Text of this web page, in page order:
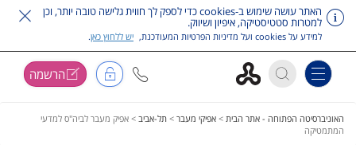
האתר עושה שימוש ב-cookies כדי לספק לך חווית גלישה טובה יותר, וכן
למטרות סטטיסטיקה, איפיון ושיווק.
למידע על cookies ועל מדיניות הפרטיות המעודכנת, יש ללחוץ כאן.
Toggle navigation הרשמה
האוניברסיטה הפתוחה - אתר הבית > אפיקי מעבר > תל-אביב > אפיק מעבר לביה"ס למדעי
המתמטיקה